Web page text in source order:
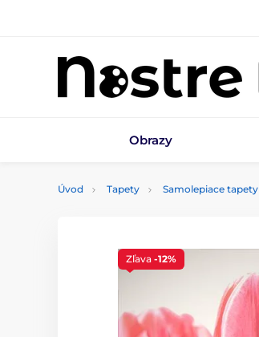
Obrazy
Úvod Tapety Samolepiace tapety
Zľava -12%